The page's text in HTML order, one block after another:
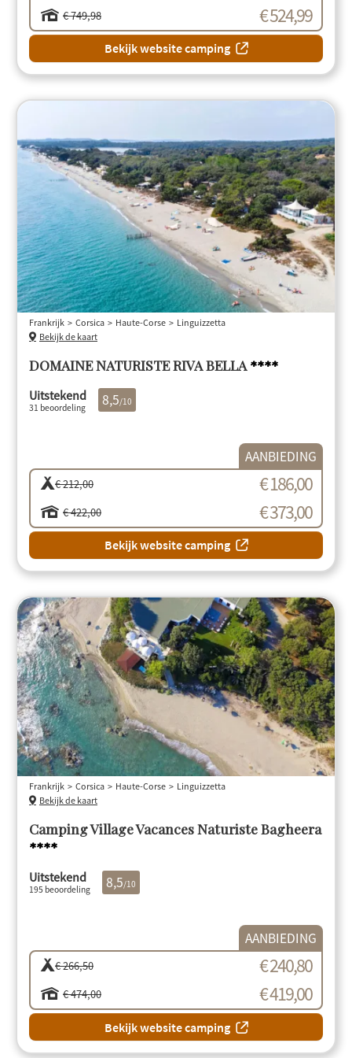
€ 749,98 € 524,99
Bekijk website camping
DOMAINE NATURISTE RIVA BELLA ****
Frankrijk Corsica Haute-Corse
Linguizzetta
Bekijk de kaart
Uitstekend
31 beoordeling 8,5/10
AANBIEDING
€ 212,00 € 186,00
€ 422,00 € 373,00
Bekijk website camping
Camping Village Vacances Naturiste Bagheera
****
Frankrijk Corsica Haute-Corse
Linguizzetta
Bekijk de kaart
Uitstekend
195 beoordeling 8,5/10
AANBIEDING
€ 266,50 € 240,80
€ 474,00 € 419,00
Bekijk website camping